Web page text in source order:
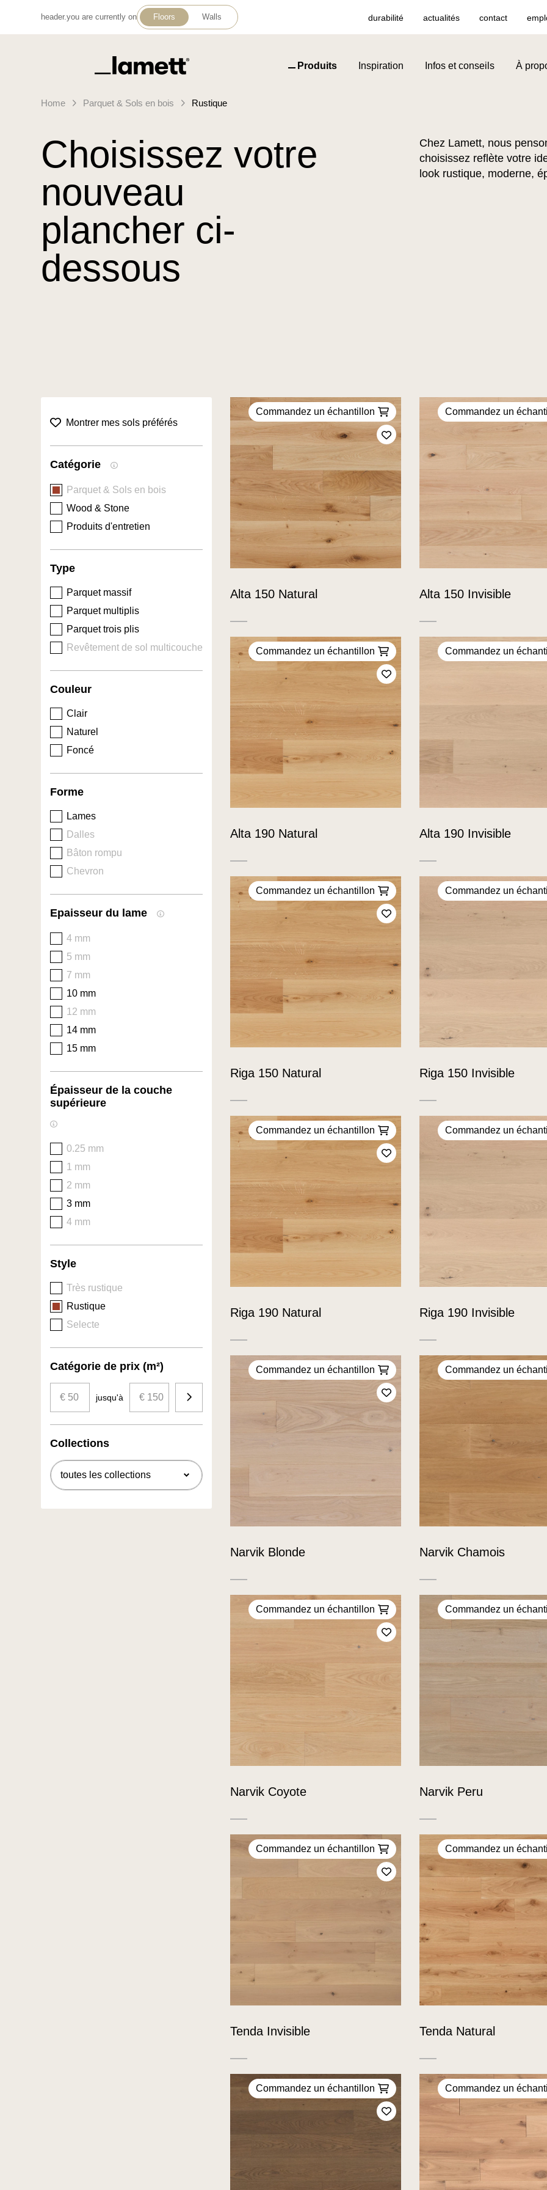
header.you are currently on Floors Walls durabilité actualités contact
Retour à la page d'accueil Produits Inspiration Infos et conseils À
Home Parquet & Sols en bois Rustique
Choisissez votre
nouveau
plancher ci-
dessous
Chez Lamett, nous
choisissez reflète votre
look rustique, moderne,
collection.favorites filter title
Montrer mes sols préférés
Catégorie
Parquet & Sols en bois
Wood & Stone
Produits d'entretien
Type
Parquet massif
Parquet multiplis
Parquet trois plis
Revêtement de sol multicouche
Couleur
Clair
Naturel
Foncé
Forme
Lames
Dalles
Bâton rompu
Chevron
Epaisseur du lame
4 mm
5 mm
7 mm
10 mm
12 mm
14 mm
15 mm
Épaisseur de la couche
supérieure
0.25 mm
1 mm
2 mm
3 mm
4 mm
Style
Très rustique
Rustique
Selecte
Catégorie de prix (m²)
jusqu'à
Collections
Commandez un échantillon
Ajoutez à mes favoris
Alta 150 Natural
Commandez un
Alta 150 Invisible
Commandez un échantillon
Ajoutez à mes favoris
Alta 190 Natural
Commandez un
Alta 190 Invisible
Commandez un échantillon
Ajoutez à mes favoris
Riga 150 Natural
Commandez un
Riga 150 Invisible
Commandez un échantillon
Ajoutez à mes favoris
Riga 190 Natural
Commandez un
Riga 190 Invisible
Commandez un échantillon
Ajoutez à mes favoris
Narvik Blonde
Commandez un
Narvik Chamois
Commandez un échantillon
Ajoutez à mes favoris
Narvik Coyote
Commandez un
Narvik Peru
Commandez un échantillon
Ajoutez à mes favoris
Tenda Invisible
Commandez un
Tenda Natural
Commandez un échantillon
Ajoutez à mes favoris
Commandez un